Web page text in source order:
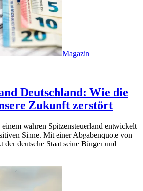
Magazin
Deutschland: Wie die
Zukunft zerstört
wahren Spitzensteuerland entwickelt
Sinne. Mit einer Abgabenquote von
der deutsche Staat seine Bürger und